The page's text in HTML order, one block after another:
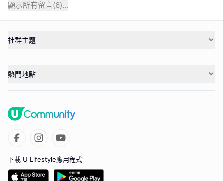
顯示所有留言(6)...
社群主題
熱門地點
下載 U Lifestyle應用程式